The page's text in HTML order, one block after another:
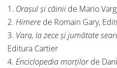
1. Orașul și câinii de Mario
2. Himere de Romain Gary,
3. Vara, la zece și jumătate
Editura Cartier
4. Enciclopedia morțilorde